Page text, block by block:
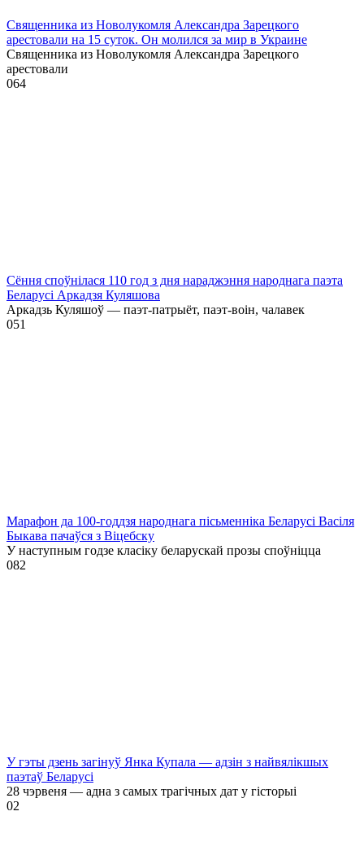
Священника из Новолукомля Александра Зарецкого
арестовали на 15 суток. Он молился за мир в Украине
Священника из Новолукомля Александра Зарецкого
арестовали
064
Сёння споўнілася 110 год з дня нараджэння народнага паэта
Беларусі Аркадзя Куляшова
Аркадзь Куляшоў — паэт-патрыёт, паэт-воін, чалавек
051
Марафон да 100-годдзя народнага пісьменніка Беларусі Васіля
Быкава пачаўся з Віцебску
У наступным годзе класіку беларускай прозы споўніцца
082
У гэты дзень загінуў Янка Купала — адзін з найвялікшых
паэтаў Беларусі
28 чэрвеня — адна з самых трагічных дат у гісторыі
02